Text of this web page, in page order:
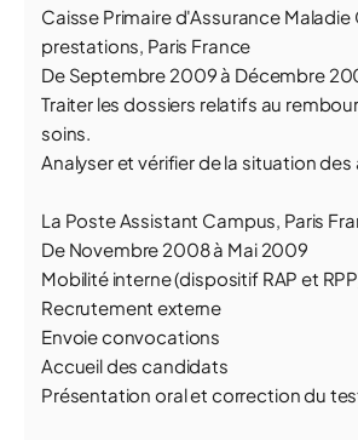
Caisse Primaire d'Assurance
prestations, Paris France
De Septembre 2009 à Décembre
Traiter les dossiers relatifs au
soins.
Analyser et vérifier de la situation
La Poste Assistant Campus, Paris
De Novembre 2008 à Mai 2009
Mobilité interne (dispositif RAP et
Recrutement externe
Envoie convocations
Accueil des candidats
Présentation oral et correction du